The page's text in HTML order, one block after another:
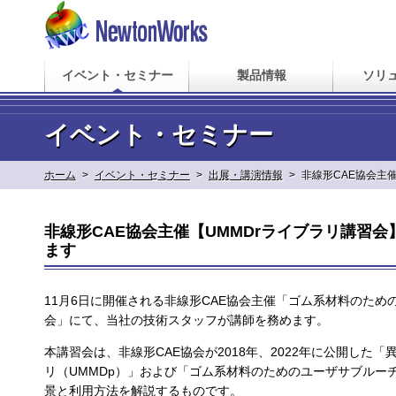
イベント・セミナー 製品情報 ソリ
イベント・セミナー
ホーム > イベント・セミナー > 出展・講演情報 > 非線形CAE協会主
非線形CAE協会主催【UMMDrライブラリ講習
ます
11月6日に開催される非線形CAE協会主催「ゴム系材料のた
会」にて、当社の技術スタッフが講師を務めます。
本講習会は、非線形CAE協会が2018年、2022年に公開した「
リ（UMMDp）」および「ゴム系材料のためのユーザサブル
景と利用方法を解説するものです。